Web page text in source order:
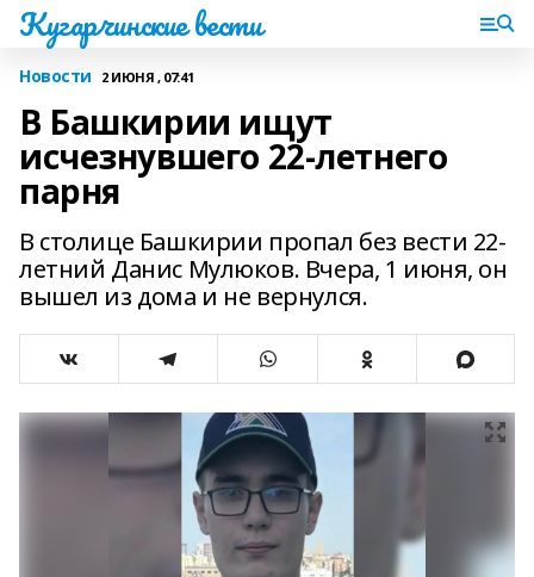
Кугарчинские вести
Новости 2 ИЮНЯ , 07:41
В Башкирии ищут
исчезнувшего 22-летнего
парня
В столице Башкирии пропал без вести 22-
летний Данис Мулюков. Вчера, 1 июня, он
вышел из дома и не вернулся.